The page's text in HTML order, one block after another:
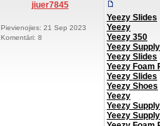
jiuer7845
Pievienojies: 21 Sep 2023
Komentāri: 8
Yeezy Slides
Yeezy
Yeezy 350
Yeezy
Yeezy Slides
Yeezy Foam
Yeezy Slides
Yeezy Shoes
Yeezy
Yeezy Supply
Yeezy Supply